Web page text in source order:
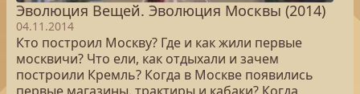
Эволюция Вещей. Эволюция Москвы (2014)
04.11.2014
Кто построил Москву? Где и как жили первые
москвичи? Что ели, как отдыхали и зачем
построили Кремль? Когда в Москве появились